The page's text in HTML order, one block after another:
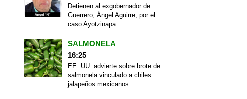
Detienen al exgobernador de
Guerrero, Ángel Aguirre, por el
caso Ayotzinapa
SALMONELA
16:25
EE. UU. advierte sobre brote de
salmonela vinculado a chiles
jalapeños mexicanos